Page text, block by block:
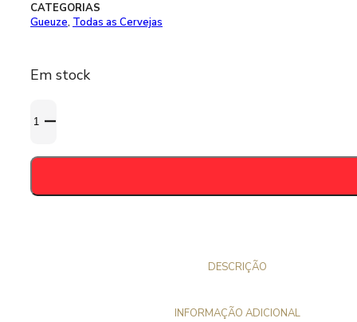
CATEGORIAS
Gueuze, Todas as Cervejas
Em stock
de
Subite
Oude
DESCRIÇÃO
INFORMAÇÃO ADICIONAL